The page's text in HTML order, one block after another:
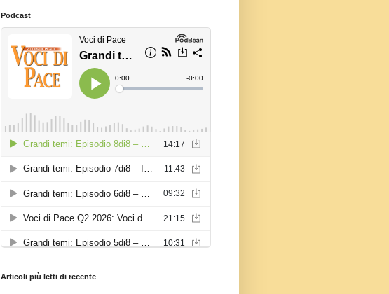
Podcast
Articoli più letti di recente